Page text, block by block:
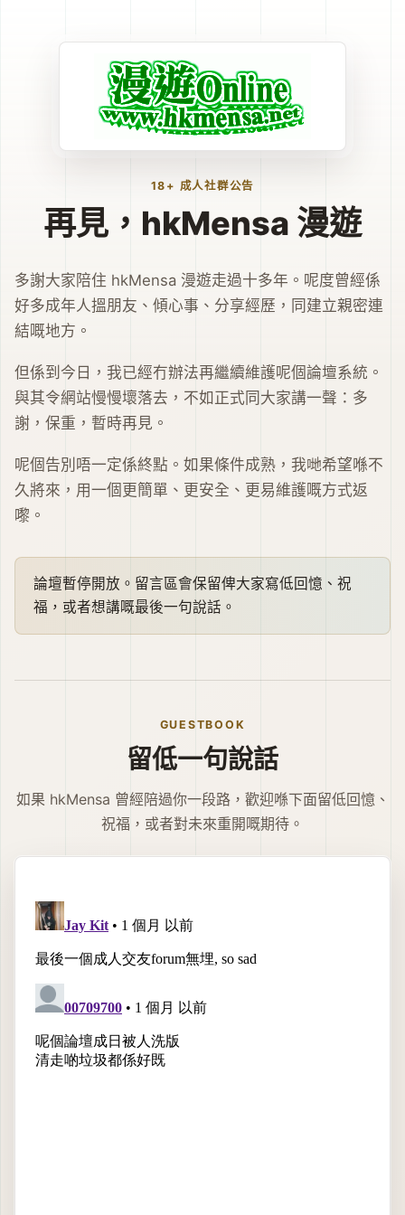
18+ 成人社群公告
再見，hkMensa 漫遊
多謝大家陪住 hkMensa 漫遊走過十多年。呢度曾經係
好多成年人搵朋友、傾心事、分享經歷，同建立親密連
結嘅地方。
但係到今日，我已經冇辦法再繼續維護呢個論壇系統。
與其令網站慢慢壞落去，不如正式同大家講一聲：多
謝，保重，暫時再見。
呢個告別唔一定係終點。如果條件成熟，我哋希望喺不
久將來，用一個更簡單、更安全、更易維護嘅方式返
嚟。
論壇暫停開放。留言區會保留俾大家寫低回憶、祝
福，或者想講嘅最後一句說話。
GUESTBOOK
留低一句說話
如果 hkMensa 曾經陪過你一段路，歡迎喺下面留低回憶、
祝福，或者對未來重開嘅期待。